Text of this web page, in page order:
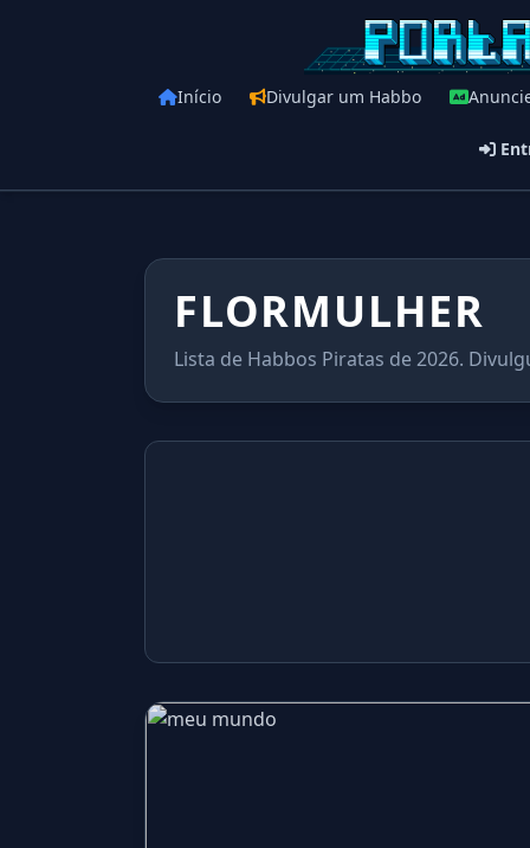
Início Divulgar um Habbo
FLORMULHER
Lista de Habbos Piratas de 2026.